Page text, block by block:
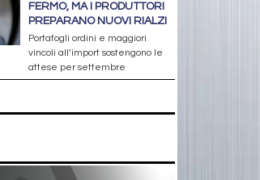
FERMO, MA I PRODUTTORI
PREPARANO NUOVI RIALZI
Portafogli ordini e maggiori
vincoli all’import sostengono le
attese per settembre